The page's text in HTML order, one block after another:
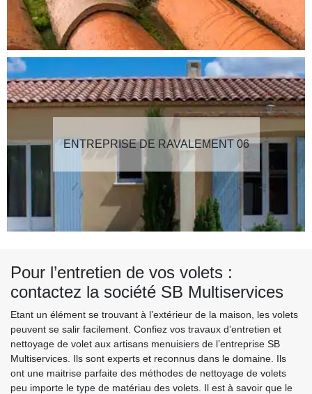
ENTREPRISE DE RAVALEMENT 06
Pour l’entretien de vos volets :
contactez la société SB Multiservices
Etant un élément se trouvant à l’extérieur de la maison, les volets
peuvent se salir facilement. Confiez vos travaux d’entretien et
nettoyage de volet aux artisans menuisiers de l’entreprise SB
Multiservices. Ils sont experts et reconnus dans le domaine. Ils
ont une maitrise parfaite des méthodes de nettoyage de volets
peu importe le type de matériau des volets. Il est à savoir que le